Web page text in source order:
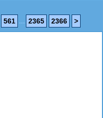
561 ... 2365 2366 >